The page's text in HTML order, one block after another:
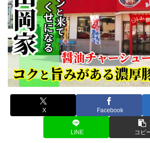
X Facebook
LINE コピ